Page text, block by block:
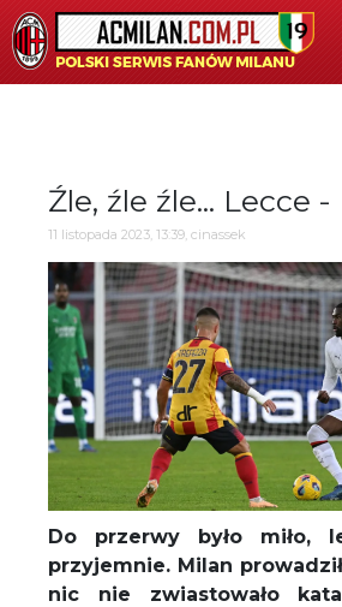
Źle, źle źle... Lecce
11 listopada 2023, 13:39, cinassek
Do przerwy było miło,
przyjemnie. Milan
nic nie zwiastowało